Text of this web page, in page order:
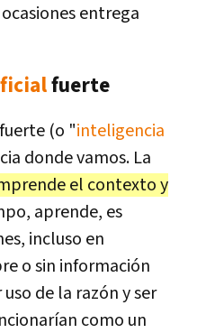
entrega
fuerte
fuerte (o "inteligencia
donde vamos. La
el contexto y
aprende, es
incluso en
o sin información
de la razón y ser
como un